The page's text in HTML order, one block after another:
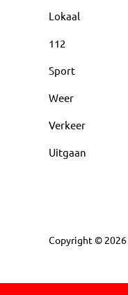
Lokaal
112
Sport
Weer
Verkeer
Uitgaan
Copyright © 2026